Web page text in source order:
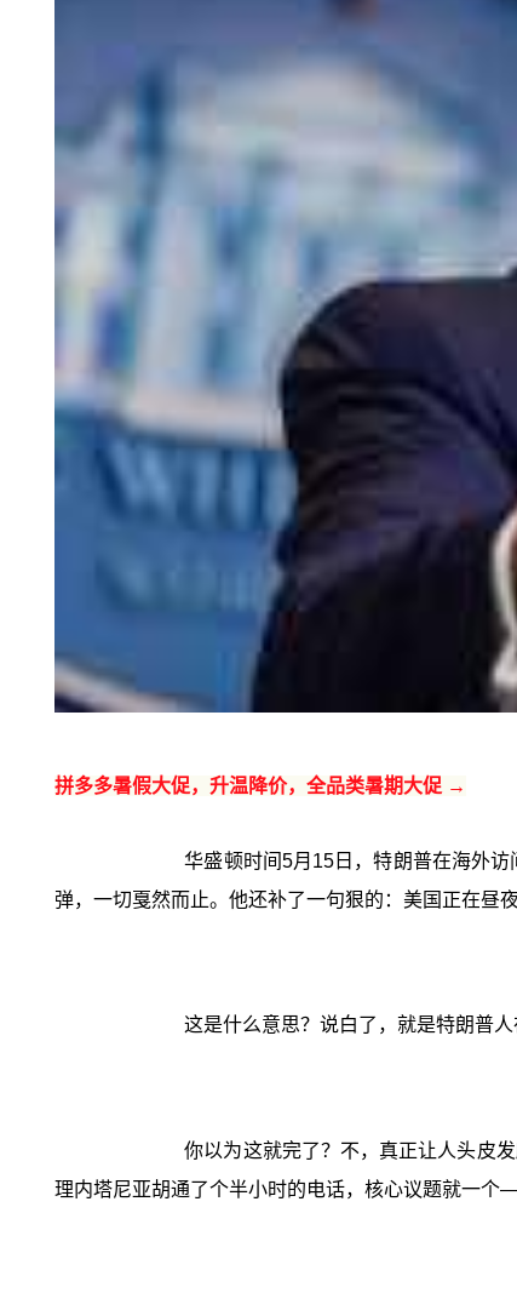
拼多多暑假大促，升温降价，全品类暑期大促 →
华盛顿时间5月15日，特朗普在海外
弹，一切戛然而止。他还补了一句狠的：美国正在昼
这是什么意思？说白了，就是特朗普
你以为这就完了？不，真正让人头皮
理内塔尼亚胡通了个半小时的电话，核心议题就一个